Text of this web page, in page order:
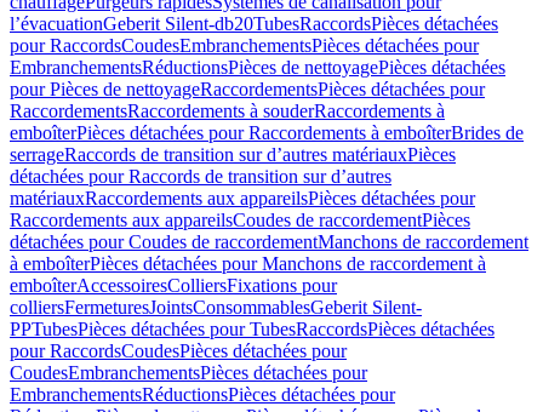
l’évacuationGeberit Silent-db20TubesRaccordsPièces détachées
pour RaccordsCoudesEmbranchementsPièces détachées pour
EmbranchementsRéductionsPièces de nettoyagePièces détachées
pour Pièces de nettoyageRaccordementsPièces détachées pour
RaccordementsRaccordements à souderRaccordements à
emboîterPièces détachées pour Raccordements à emboîterBrides de
serrageRaccords de transition sur d’autres matériauxPièces
détachées pour Raccords de transition sur d’autres
matériauxRaccordements aux appareilsPièces détachées pour
Raccordements aux appareilsCoudes de raccordementPièces
détachées pour Coudes de raccordementManchons de raccordement
à emboîterPièces détachées pour Manchons de raccordement à
emboîterAccessoiresColliersFixations pour
colliersFermeturesJointsConsommablesGeberit Silent-
PPTubesPièces détachées pour TubesRaccordsPièces détachées
pour RaccordsCoudesPièces détachées pour
CoudesEmbranchementsPièces détachées pour
EmbranchementsRéductionsPièces détachées pour